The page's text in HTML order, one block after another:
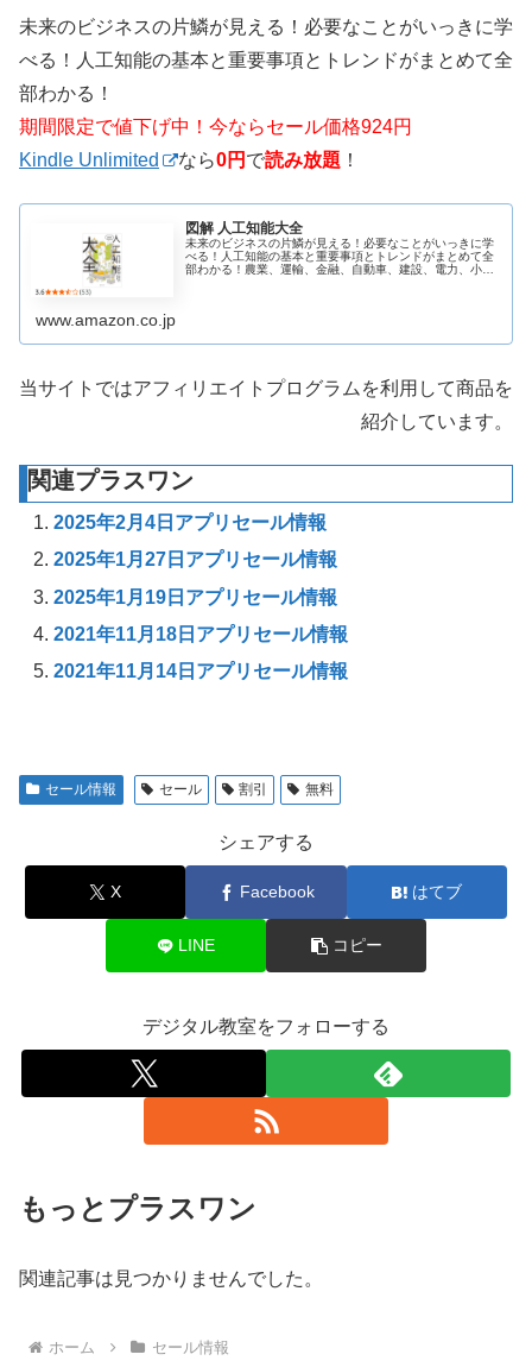
未来のビジネスの片鱗が見える！必要なことがいっきに学
べる！人工知能の基本と重要事項とトレンドがまとめて全
部わかる！
期間限定で値下げ中！今ならセール価格924円
Kindle Unlimited
なら0円 で読み放題 ！
図解 人工知能大全
未来のビジネスの片鱗が見える！必要なことがいっきに学
べる！人工知能の基本と重要事項とトレンドがまとめて全
部わかる！農業、運輸、金融、自動車、建設、電力、小
www.amazon.co.jp
当サイトではアフィリエイトプログラムを利用して商品を
紹介しています。
関連プラスワン
2025年2月4日アプリセール情報
2025年1月27日アプリセール情報
2025年1月19日アプリセール情報
2021年11月18日アプリセール情報
2021年11月14日アプリセール情報
セール情報 セール 割引 無料
シェアする
X Facebook はてブ
LINE コピー
デジタル教室をフォローする
もっとプラスワン
関連記事は見つかりませんでした。
ホーム セール情報